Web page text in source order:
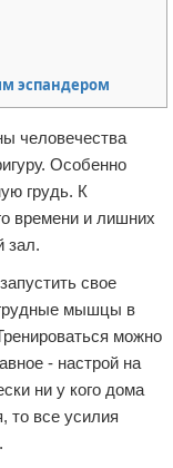
эспандером
человечества
Особенно
грудь. К
времени и лишних
зал.
свое
грудные мышцы в
можно
- настрой на
ни у кого дома
то все усилия